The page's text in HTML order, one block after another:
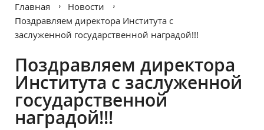
Главная
Новости
Поздравляем директора Института с
заслуженной государственной наградой!!!
Поздравляем директора
Института с заслуженной
государственной
наградой!!!